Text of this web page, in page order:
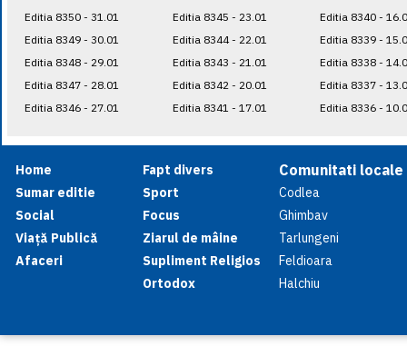
Editia 8350 - 31.01
Editia 8349 - 30.01
Editia 8348 - 29.01
Editia 8347 - 28.01
Editia 8346 - 27.01
Editia 8345 - 23.01
Editia 8344 - 22.01
Editia 8343 - 21.01
Editia 8342 - 20.01
Editia 8341 - 17.01
Editia 8340 -
Editia 8339 -
Editia 8338 -
Editia 8337 -
Editia 8336 -
Home
Sumar editie
Social
Viață Publică
Afaceri
Fapt divers
Sport
Focus
Ziarul de mâine
Supliment Religios
Ortodox
Comunitati locale
Codlea
Ghimbav
Tarlungeni
Feldioara
Halchiu